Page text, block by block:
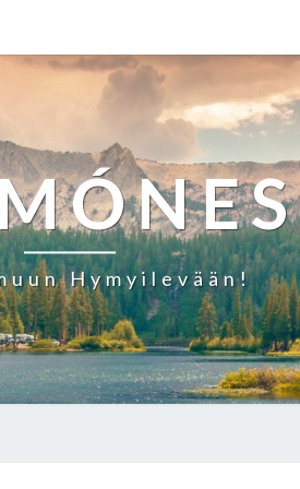
Hymyilevään!